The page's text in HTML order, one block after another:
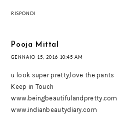
RISPONDI
Pooja Mittal
GENNAIO 15, 2016 10:45 AM
u look super pretty,love the pants
Keep in Touch
www.beingbeautifulandpretty.com
www.indianbeautydiary.com